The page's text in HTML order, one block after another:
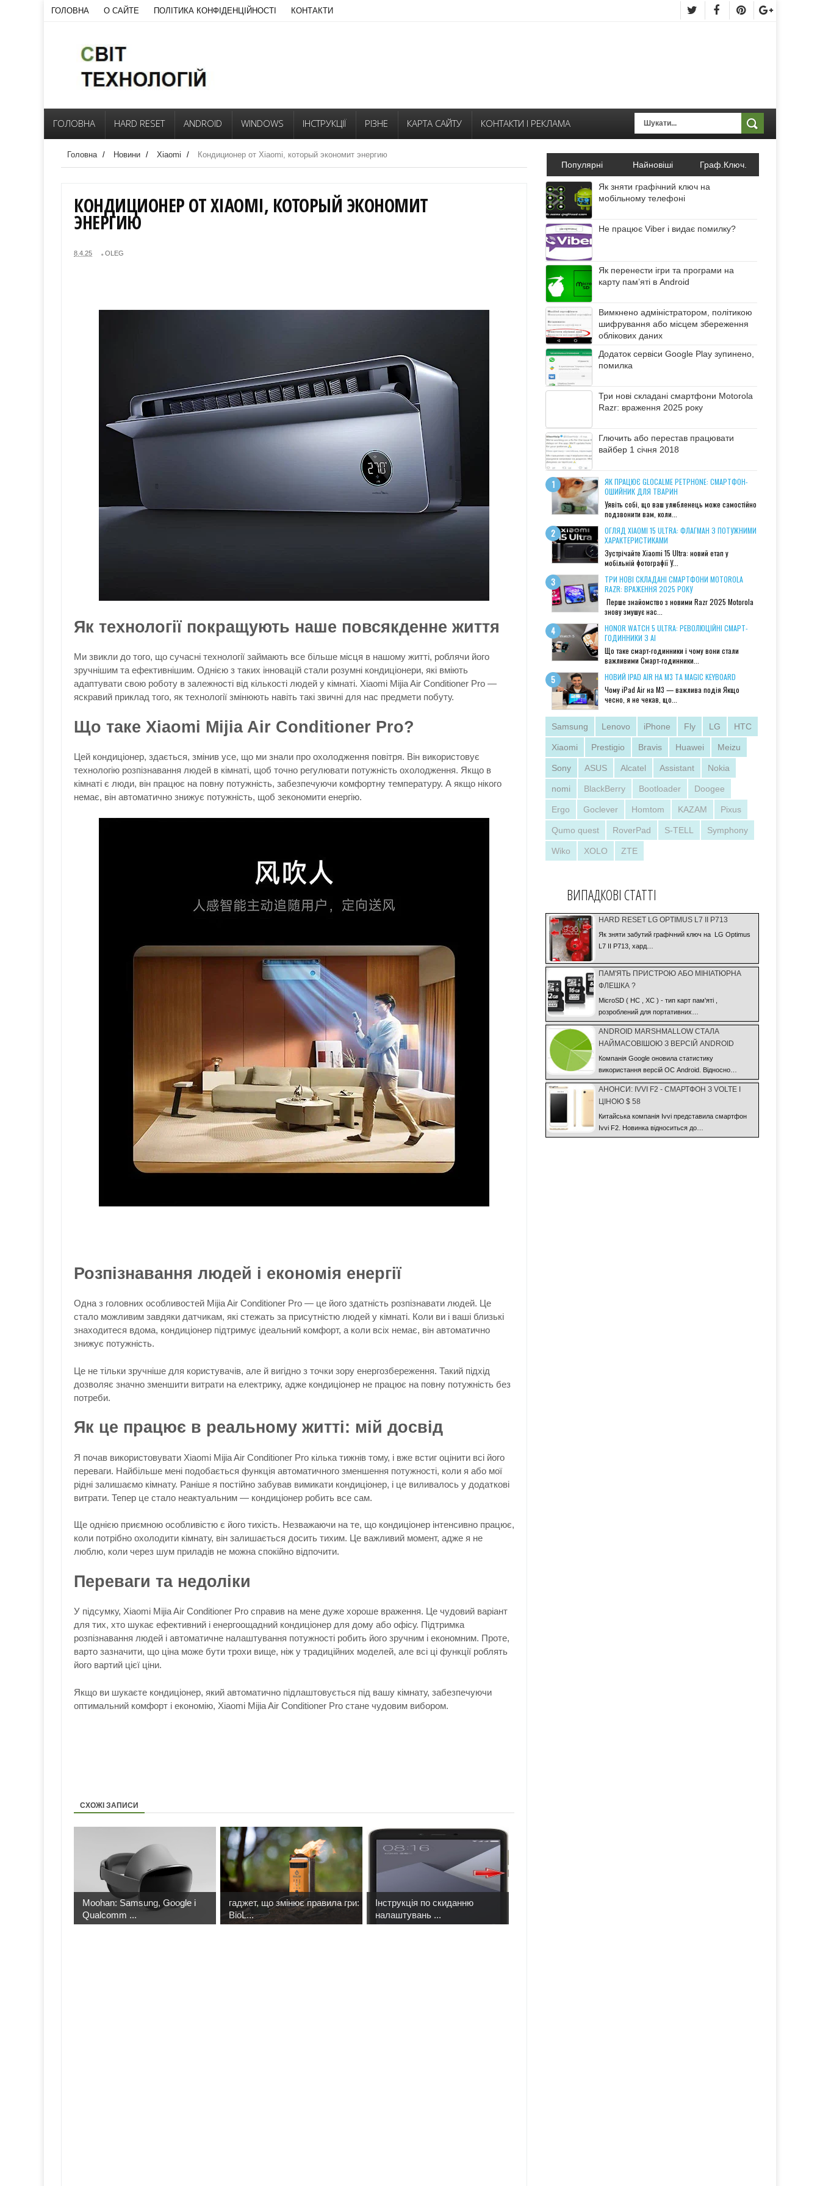
ГОЛОВНА О САЙТЕ ПОЛІТИКА КОНФІДЕНЦІЙНОСТІ КОНТАКТИ
ГОЛОВНА HARD RESET ANDROID WINDOWS ІНСТРУКЦІЇ РІЗНЕ КАРТА САЙТУ КОНТАКТИ І РЕКЛАМА
Головна / Новини / Xiaomi / Кондиционер от Xiaomi, который экономит энергию
КОНДИЦИОНЕР ОТ XIAOMI, КОТОРЫЙ ЭКОНОМИТ
ЭНЕРГИЮ
8.4.25 OLEG
Як технології покращують наше повсякденне життя
Ми звикли до того, що сучасні технології займають все більше місця в нашому житті, роблячи його
зручнішим та ефективнішим. Однією з таких інновацій стали розумні кондиціонери, які вміють
адаптувати свою роботу в залежності від кількості людей у кімнаті. Xiaomi Mijia Air Conditioner Pro —
яскравий приклад того, як технології змінюють навіть такі звичні для нас предмети побуту.
Що таке Xiaomi Mijia Air Conditioner Pro?
Цей кондиціонер, здається, змінив усе, що ми знали про охолодження повітря. Він використовує
технологію розпізнавання людей в кімнаті, щоб точно регулювати потужність охолодження. Якщо в
кімнаті є люди, він працює на повну потужність, забезпечуючи комфортну температуру. А якщо нікого
немає, він автоматично знижує потужність, щоб зекономити енергію.
Розпізнавання людей і економія енергії
Одна з головних особливостей Mijia Air Conditioner Pro — це його здатність розпізнавати людей. Це
стало можливим завдяки датчикам, які стежать за присутністю людей у кімнаті. Коли ви і ваші близькі
знаходитеся вдома, кондиціонер підтримує ідеальний комфорт, а коли всіх немає, він автоматично
знижує потужність.
Це не тільки зручніше для користувачів, але й вигідно з точки зору енергозбереження. Такий підхід
дозволяє значно зменшити витрати на електрику, адже кондиціонер не працює на повну потужність без
потреби.
Як це працює в реальному житті: мій досвід
Я почав використовувати Xiaomi Mijia Air Conditioner Pro кілька тижнів тому, і вже встиг оцінити всі його
переваги. Найбільше мені подобається функція автоматичного зменшення потужності, коли я або мої
рідні залишаємо кімнату. Раніше я постійно забував вимикати кондиціонер, і це виливалось у додаткові
витрати. Тепер це стало неактуальним — кондиціонер робить все сам.
Ще однією приємною особливістю є його тихість. Незважаючи на те, що кондиціонер інтенсивно працює,
коли потрібно охолодити кімнату, він залишається досить тихим. Це важливий момент, адже я не
люблю, коли через шум приладів не можна спокійно відпочити.
Переваги та недоліки
У підсумку, Xiaomi Mijia Air Conditioner Pro справив на мене дуже хороше враження. Це чудовий варіант
для тих, хто шукає ефективний і енергоощадний кондиціонер для дому або офісу. Підтримка
розпізнавання людей і автоматичне налаштування потужності робить його зручним і економним. Проте,
варто зазначити, що ціна може бути трохи вище, ніж у традиційних моделей, але всі ці функції роблять
його вартий цієї ціни.
Якщо ви шукаєте кондиціонер, який автоматично підлаштовується під вашу кімнату, забезпечуючи
оптимальний комфорт і економію, Xiaomi Mijia Air Conditioner Pro стане чудовим вибором.
СХОЖІ ЗАПИСИ
Moohan: Samsung, Google і
Qualcomm ...
гаджет, що змінює правила гри:
BioL...
Інструкція по скиданню
налаштувань ...
Популярні Найновіші Граф.Ключ.
Як зняти графічний ключ на
мобільному телефоні
Не працює Viber і видає помилку?
Як перенести ігри та програми на
карту пам’яті в Android
Вимкнено адміністратором, політикою
шифрування або місцем збереження
облікових даних
Додаток сервіси Google Play зупинено,
помилка
Три нові складані смартфони Motorola
Razr: враження 2025 року
Глючить або перестав працювати
вайбер 1 січня 2018
ЯК ПРАЦЮЄ GLOCALME PETPHONE: СМАРТФОН-
ОШИЙНИК ДЛЯ ТВАРИН
Уявіть собі, що ваш улюбленець може самостійно
подзвонити вам, коли...
ОГЛЯД XIAOMI 15 ULTRA: ФЛАГМАН З ПОТУЖНИМИ
ХАРАКТЕРИСТИКАМИ
Зустрічайте Xiaomi 15 Ultra: новий етап у
мобільній фотографії У...
ТРИ НОВІ СКЛАДАНІ СМАРТФОНИ MOTOROLA
RAZR: ВРАЖЕННЯ 2025 РОКУ
Перше знайомство з новими Razr 2025 Motorola
знову змушує нас...
HONOR WATCH 5 ULTRA: РЕВОЛЮЦІЙНІ СМАРТ-
ГОДИННИКИ З AI
Що таке смарт-годинники і чому вони стали
важливими Смарт-годинники...
НОВИЙ IPAD AIR НА M3 ТА MAGIC KEYBOARD
Чому iPad Air на M3 — важлива подія Якщо
чесно, я не чекав, що...
Samsung Lenovo iPhone Fly LG HTC
Xiaomi Prestigio Bravis Huawei Meizu
Sony ASUS Alcatel Assistant Nokia
nomi BlackBerry Bootloader Doogee
Ergo Goclever Homtom KAZAM Pixus
Qumo quest RoverPad S-TELL Symphony
Wiko XOLO ZTE
ВИПАДКОВІ СТАТТІ
HARD RESET LG OPTIMUS L7 II P713
Як зняти забутий графічний ключ на LG Optimus
L7 II P713, хард…
ПАМ'ЯТЬ ПРИСТРОЮ АБО МІНІАТЮРНА
ФЛЕШКА ?
MicroSD ( HC , XC ) - тип карт пам'яті ,
розроблений для портативних…
ANDROID MARSHMALLOW СТАЛА
НАЙМАСОВІШОЮ З ВЕРСІЙ ANDROID
Компанія Google оновила статистику
використання версій ОС Android. Відносно…
АНОНСИ: IVVI F2 - СМАРТФОН З VOLTE І
ЦІНОЮ $ 58
Китайська компанія Ivvi представила смартфон
Ivvi F2. Новинка відноситься до…